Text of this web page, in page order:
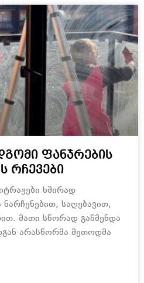
ფანჯრების
რჩევები
ხშირად
საღებავით,
მათი სწორად გაწმენდა
არასწორმა მეთოდმა